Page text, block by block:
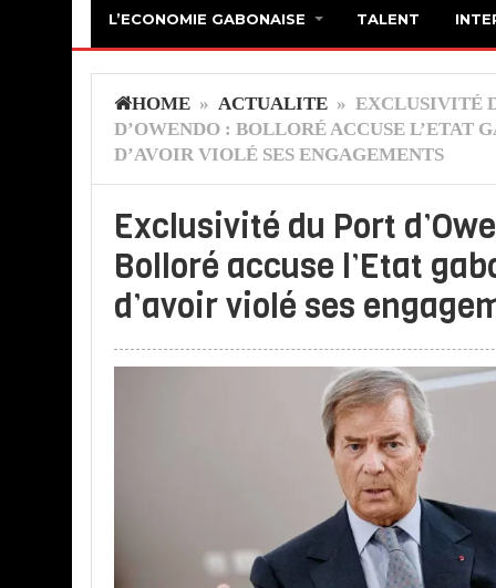
L’ECONOMIE GABONAISE TALENT
HOME » ACTUALITE » EXCLUSIVITÉ
D’OWENDO : BOLLORÉ ACCUSE L’ETAT
D’AVOIR VIOLÉ SES ENGAGEMENTS
Exclusivité du Port
Bolloré accuse l’Etat
d’avoir violé ses